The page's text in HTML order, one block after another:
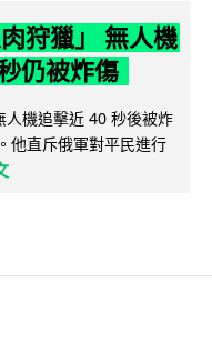
狩獵」 無人機
仍被炸傷
機追擊近 40 秒後被炸
他直斥俄軍對平民進行